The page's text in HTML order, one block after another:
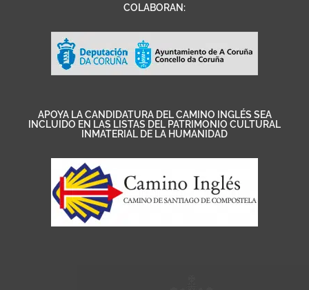
COLABORAN:
APOYA LA CANDIDATURA DEL CAMINO INGLÉS SEA
INCLUIDO EN LAS LISTAS DEL PATRIMONIO CULTURAL
INMATERIAL DE LA HUMANIDAD